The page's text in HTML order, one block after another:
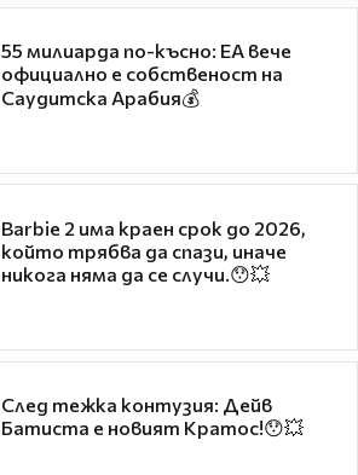
55 милиарда по-късно: EA вече
официално е собственост на
Саудитска Арабия💰
Barbie 2 има краен срок до 2026,
който трябва да спази, иначе
никога няма да се случи.😯💥
След тежка контузия: Дейв
Батиста е новият Кратос!😯💥